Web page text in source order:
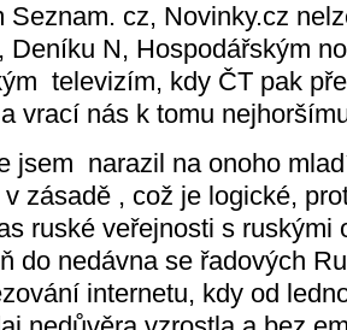
Seznam. cz, Novinky.cz
Deníku N, Hospodářským
televizím, kdy ČT pak
vrací nás k tomu
jsem narazil na onoho
zásadě , což je logické,
ruské veřejnosti s ruskými
do nedávna se řadových
internetu, kdy od